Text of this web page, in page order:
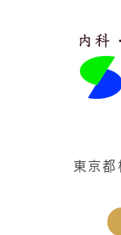
東京